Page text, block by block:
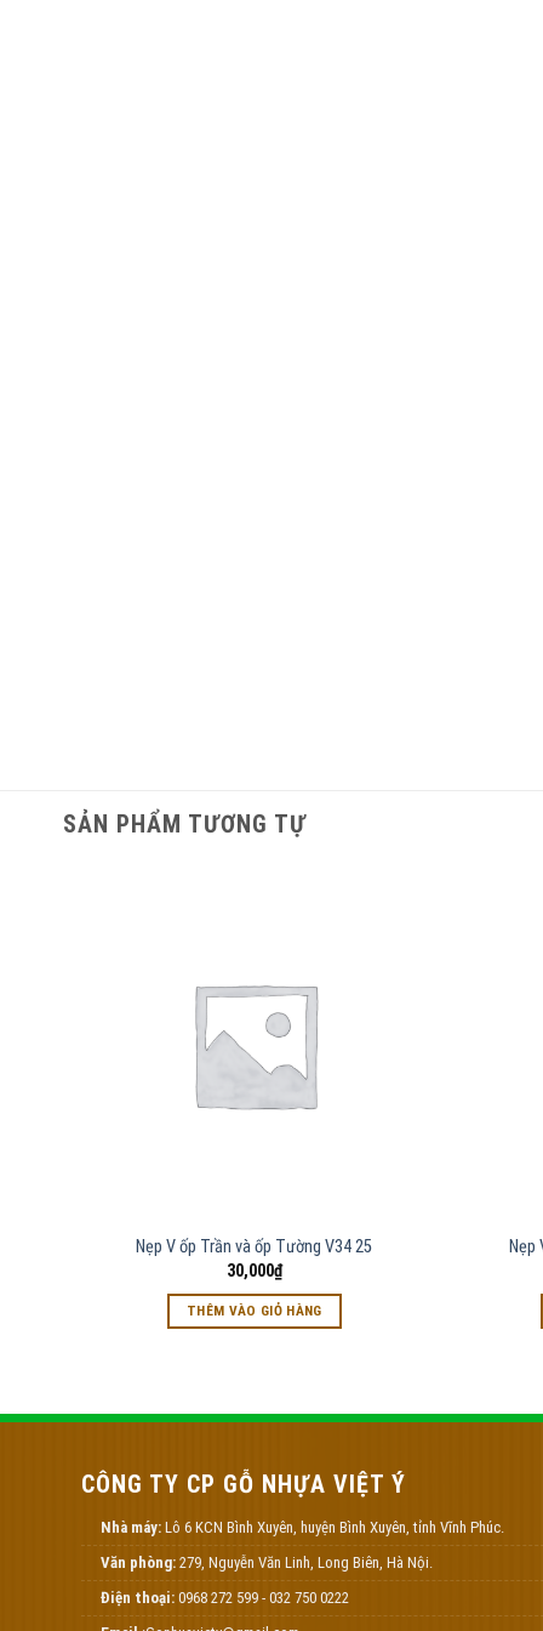
SẢN PHẨM TƯƠNG TỰ
Nẹp V ốp Trần và ốp Tường V34 25
30,000₫
THÊM VÀO GIỎ HÀNG
Nẹp
CÔNG TY CP GỖ NHỰA VIỆT Ý
Nhà máy: Lô 6 KCN Bình Xuyên, huyện Bình Xuyên, tỉnh Vĩnh Phúc.
Văn phòng: 279, Nguyễn Văn Linh, Long Biên, Hà Nội.
Điện thoại: 0968 272 599 - 032 750 0222